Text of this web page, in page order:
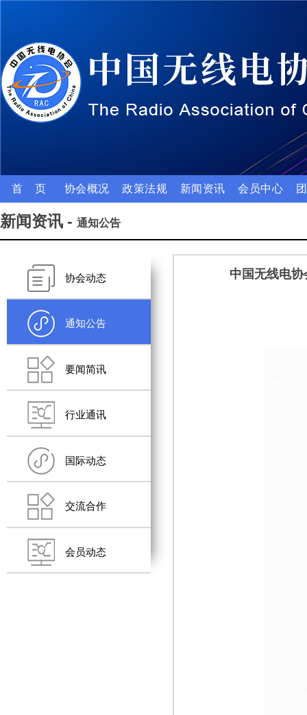
首 页 协会概况 政策法规 新闻资讯 会员中心
新闻资讯 - 通知公告
协会动态
通知公告
要闻简讯
行业通讯
国际动态
交流合作
会员动态
中国无线电